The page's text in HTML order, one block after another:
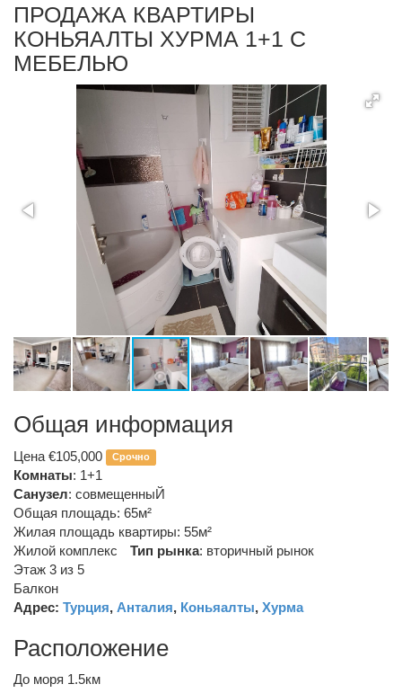
ПРОДАЖА КВАРТИРЫ
КОНЬЯАЛТЫ ХУРМА 1+1 С
МЕБЕЛЬЮ
Общая информация
Цена €105,000 Срочно
Комнаты: 1+1
Санузел: совмещенныЙ
Общая площадь: 65м²
Жилая площадь квартиры: 55м²
Жилой комплекс
Тип рынка: вторичный рынок
Этаж 3 из 5
Балкон
Адрес: Турция, Анталия, Коньяалты, Хурма
Расположение
До моря 1.5км